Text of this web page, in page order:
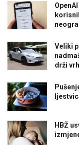
Veliki
drži vrh
HBŽ